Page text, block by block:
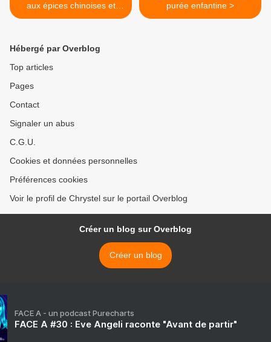
aux épices chinoises et
Kiri®
purée enfantine >
Hébergé par Overblog
Top articles
Pages
Contact
Signaler un abus
C.G.U.
Cookies et données personnelles
Préférences cookies
Voir le profil de Chrystel sur le portail Overblog
Créer un blog sur Overblog
Créer un blog
FACE A - un podcast Purecharts
FACE A #30 : Eve Angeli raconte "Avant de partir"